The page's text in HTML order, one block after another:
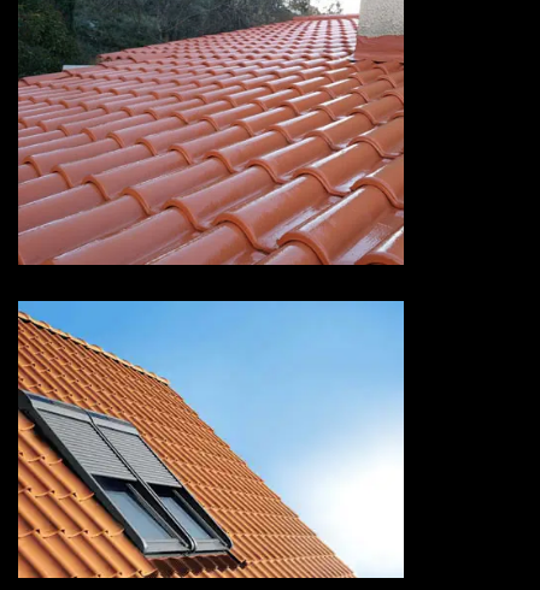
Devis peinture sur tuiles 73
Savoie
Pose de velux 73 Savoie